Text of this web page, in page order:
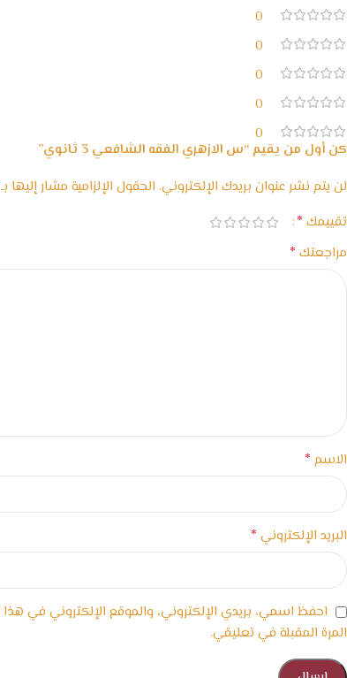
0
0
0
0
0
كن أول من يقيم “س الازهري الفقه الشافعي 3 ثانوي”
لن يتم نشر عنوان بريدك الإلكتروني. الحقول الإلزامية مشار إليها بـ
تقييمك *
مراجعتك *
الاسم *
البريد الإلكتروني *
احفظ اسمي، بريدي الإلكتروني، والموقع الإلكتروني في
المرة المقبلة في تعليقي.